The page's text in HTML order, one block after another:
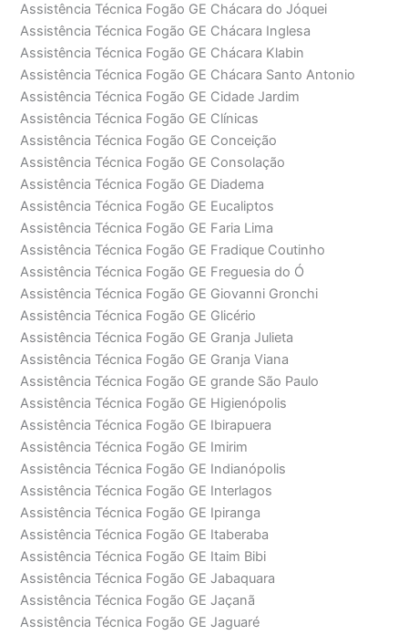
Assistência Técnica Fogão GE Chácara do Jóquei
Assistência Técnica Fogão GE Chácara Inglesa
Assistência Técnica Fogão GE Chácara Klabin
Assistência Técnica Fogão GE Chácara Santo Antonio
Assistência Técnica Fogão GE Cidade Jardim
Assistência Técnica Fogão GE Clínicas
Assistência Técnica Fogão GE Conceição
Assistência Técnica Fogão GE Consolação
Assistência Técnica Fogão GE Diadema
Assistência Técnica Fogão GE Eucaliptos
Assistência Técnica Fogão GE Faria Lima
Assistência Técnica Fogão GE Fradique Coutinho
Assistência Técnica Fogão GE Freguesia do Ó
Assistência Técnica Fogão GE Giovanni Gronchi
Assistência Técnica Fogão GE Glicério
Assistência Técnica Fogão GE Granja Julieta
Assistência Técnica Fogão GE Granja Viana
Assistência Técnica Fogão GE grande São Paulo
Assistência Técnica Fogão GE Higienópolis
Assistência Técnica Fogão GE Ibirapuera
Assistência Técnica Fogão GE Imirim
Assistência Técnica Fogão GE Indianópolis
Assistência Técnica Fogão GE Interlagos
Assistência Técnica Fogão GE Ipiranga
Assistência Técnica Fogão GE Itaberaba
Assistência Técnica Fogão GE Itaim Bibi
Assistência Técnica Fogão GE Jabaquara
Assistência Técnica Fogão GE Jaçanã
Assistência Técnica Fogão GE Jaguaré